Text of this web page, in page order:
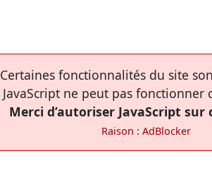
Certaines fonctionnalités du site
JavaScript ne peut pas fonctionner
Merci d’autoriser JavaScript sur
Raison : AdBlocker